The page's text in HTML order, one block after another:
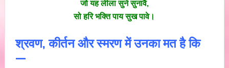
जो यह लीला सुने सुनावै,
सो हरि भक्ति पाय सुख पावे।
श्रवण, कीर्तन और स्मरण में उनका मत है कि
—